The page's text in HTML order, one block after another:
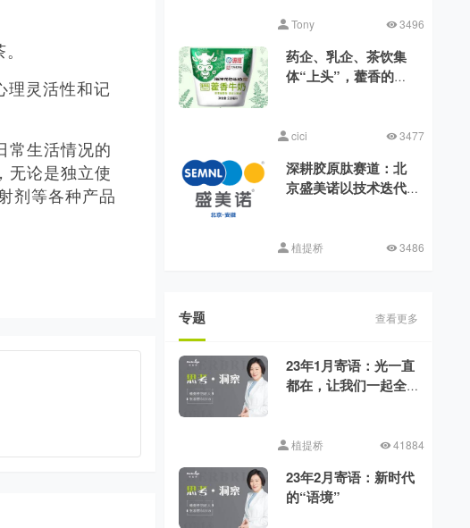
理灵活性和记
生活情况的
无论是独立使
剂等各种产品
Tony 3496
药企、乳企、茶饮集
体“上头”，藿香的时
cici 3477
深耕胶原肽赛道：北
京盛美诺以技术迭代
植提桥 3486
专题 查看更多
23年1月寄语：光一直
都在，让我们一起全
植提桥 41884
23年2月寄语：新时代
的“语境”